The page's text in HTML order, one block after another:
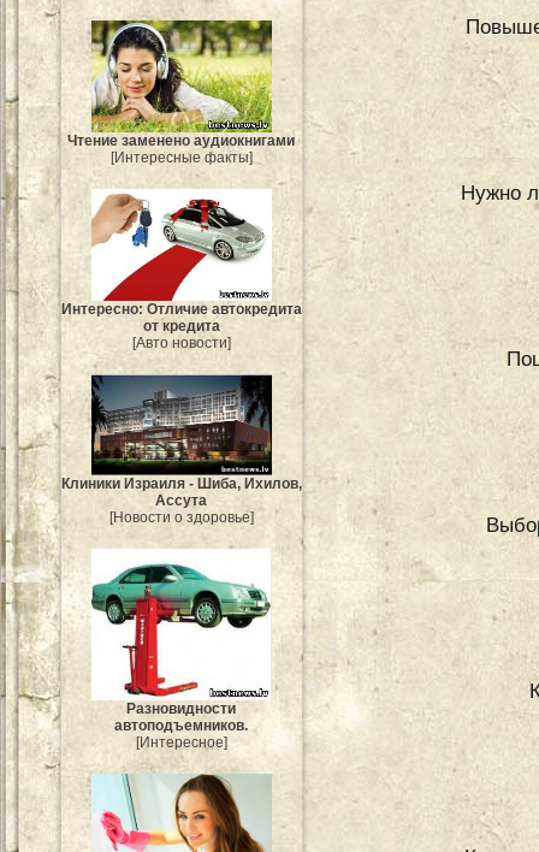
Чтение заменено аудиокнигами
[Интересные факты]
Интересно: Отличие автокредита
от кредита
[Авто новости]
Клиники Израиля - Шиба, Ихилов,
Ассута
[Новости о здоровье]
Разновидности
автоподъемников.
[Интересное]
Нужно